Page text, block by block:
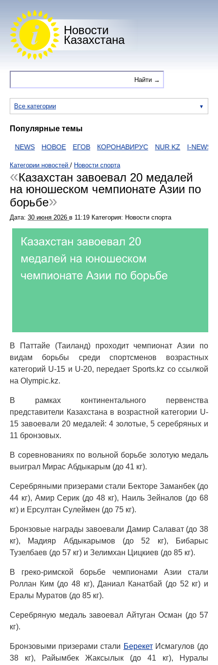
Новости
Казахстана
Все категории
Популярные темы
NEWS НОВОЕ ЕГОВ КОРОНАВИРУС NUR KZ I-NEWS KZ
Категории новостей / Новости спорта
Казахстан завоевал 20 медалей
на юношеском чемпионате Азии по
борьбе
Дата: 30 июня 2026 в 11:19 Категория: Новости спорта
В Паттайе (Таиланд) проходит чемпионат Азии по
видам борьбы среди спортсменов возрастных
категорий U-15 и U-20, передает Sports.kz со ссылкой
на Olympic.kz.
В рамках континентального первенства
представители Казахстана в возрастной категории U-
15 завоевали 20 медалей: 4 золотые, 5 серебряных и
11 бронзовых.
В соревнованиях по вольной борьбе золотую медаль
выиграл Мирас Абдыкарым (до 41 кг).
Серебряными призерами стали Бекторе Заманбек (до
44 кг), Амир Серик (до 48 кг), Наиль Зейналов (до 68
кг) и Ерсултан Сулеймен (до 75 кг).
Бронзовые награды завоевали Дамир Салават (до 38
кг), Мадияр Абдыкарымов (до 52 кг), Бибарыс
Тузелбаев (до 57 кг) и Зелимхан Цицкиев (до 85 кг).
В греко-римской борьбе чемпионами Азии стали
Роллан Ким (до 48 кг), Даниал Канатбай (до 52 кг) и
Ералы Муратов (до 85 кг).
Серебряную медаль завоевал Айтуган Осман (до 57
кг).
Бронзовыми призерами стали БерекетИсмагулов (до
38 кг), Райымбек Жаксылык (до 41 кг), Нуралы